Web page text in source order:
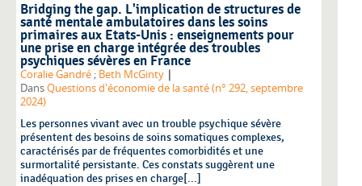
Bridging the gap. L'implication de structures de
santé mentale ambulatoires dans les soins
primaires aux Etats-Unis : enseignements pour
une prise en charge intégrée des troubles
psychiques sévères en France
Coralie Gandré ; Beth McGinty |
DansQuestions d'économie de la santé (n° 292, septembre
2024)
Les personnes vivant avec un trouble psychique sévère
présentent des besoins de soins somatiques complexes,
caractérisés par de fréquentes comorbidités et une
surmortalité persistante. Ces constats suggèrent une
inadéquation des prises en charge[...]